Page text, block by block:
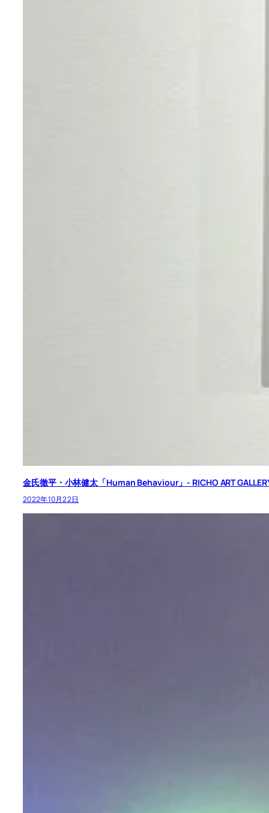
金氏徹平・小林健太「Human Behaviour」- RICHO ART
2022年10月22日